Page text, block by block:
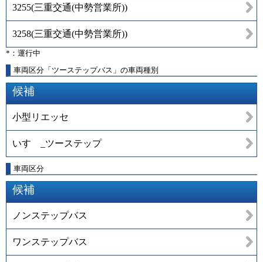
3255(三重交通(中勢営業所))
3258(三重交通(中勢営業所))
*：運行中
車両区分「ツーステップバス」の車両種別
候補
小型リエッセ
いすゞ_ツーステップ
車両区分
候補
ノンステップバス
ワンステップバス